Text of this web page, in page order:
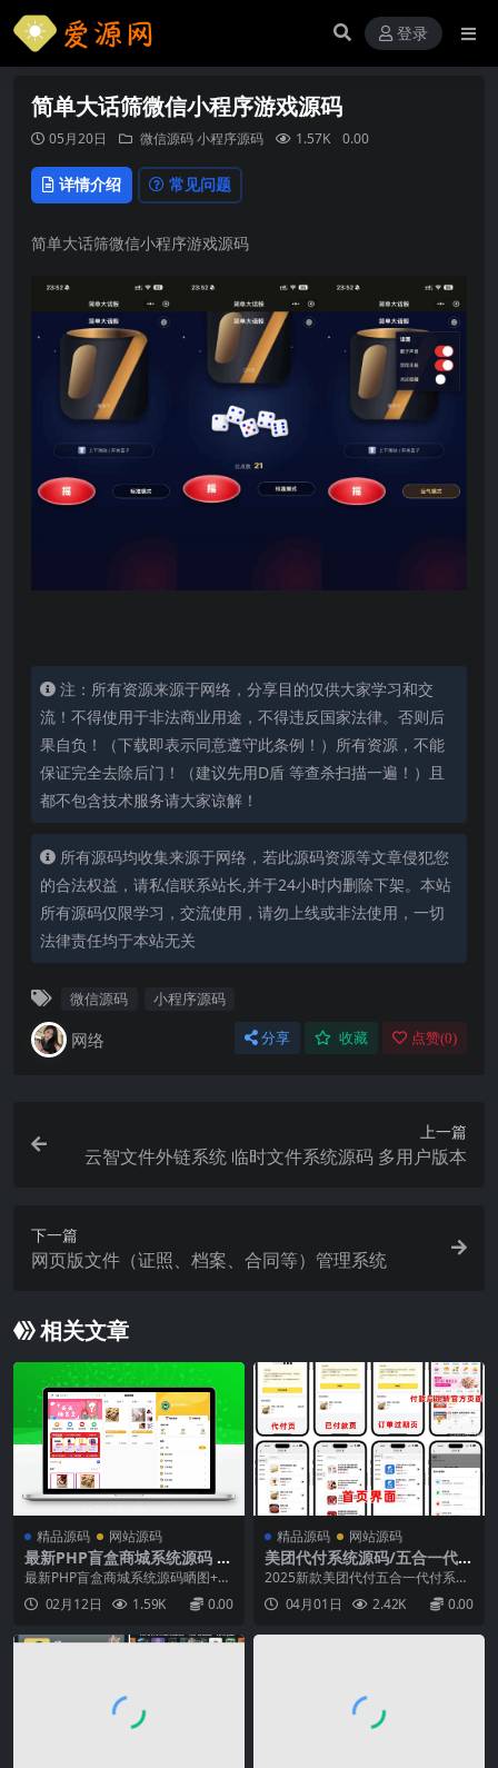
登录
简单大话筛微信小程序游戏源码
05月20日 微信源码小程序源码 1.57K 0.00
详情介绍 常见问题
简单大话筛微信小程序游戏源码
注：所有资源来源于网络，分享目的仅供大家学习和交
流！不得使用于非法商业用途，不得违反国家法律。否则后
果自负！（下载即表示同意遵守此条例！）所有资源，不能
保证完全去除后门！（建议先用D盾 等查杀扫描一遍！）且
都不包含技术服务请大家谅解！
所有源码均收集来源于网络，若此源码资源等文章侵犯您
的合法权益，请私信联系站长,并于24小时内删除下架。本站
所有源码仅限学习，交流使用，请勿上线或非法使用，一切
法律责任均于本站无关
微信源码 小程序源码
网络 分享 收藏 点赞(0)
上一篇
云智文件外链系统 临时文件系统源码 多用户版本
下一篇
网页版文件（证照、档案、合同等）管理系统
相关文章
精品源码 网站源码
最新PHP盲盒商城系统源码 晒
图+免签+短信验证+在线回收
ThinkPHP框架
最新PHP盲盒商城系统源码晒图+免
签+短信验证+在线回收 thinkphp框
架源码前端uniapp开发，可以打包
平台支付通道，前后端全开源H5盲
02月12日 1.59K 0.00
精品源码 网站源码
美团代付系统源码/五合一代付
系统源码/支持外卖/京东/拼多
多/携程/滴滴代付多模版
2025新款美团代付五合一代付系统
源码源码系统美团外卖/京东/拼多
多/携程/滴滴代付多模版五合一源码
04月01日 2.42K 0.00